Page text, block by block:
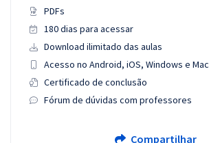
PDFs
180 dias para acessar
Download ilimitado das aulas
Acesso no Android, iOS, Windows e Mac
Certificado de conclusão
Fórum de dúvidas com professores
Compartilhar